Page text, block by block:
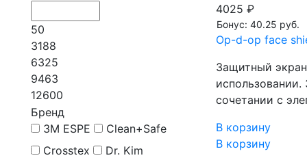
50
3188
6325
9463
12600
Бренд
3M ESPE
Clean+Safe
Crosstex
Dr. Kim
4025 ₽
Бонус: 40.25 руб.
Op-d-op face
Защитный
сочетании с
В корзину
В корзину